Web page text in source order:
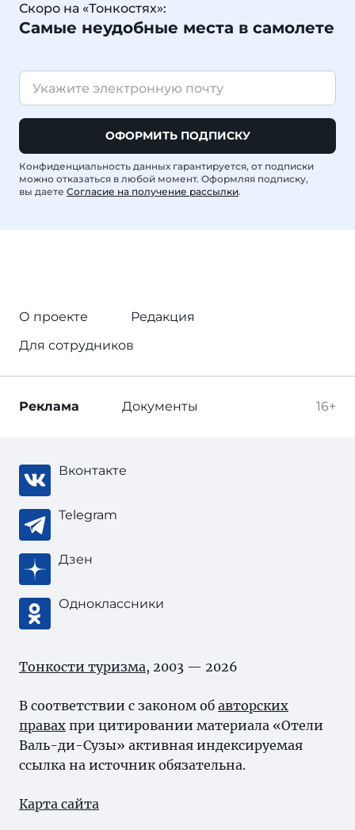
Скоро на «Тонкостях»:
Самые неудобные места в самолете
ОФОРМИТЬ ПОДПИСКУ
Конфиденциальность данных гарантируется, от подписки
можно отказаться в любой момент. Оформляя подписку,
вы даете Согласие на получение рассылки.
О проекте
Редакция
Для сотрудников
16+
Реклама Документы
Вконтакте
Telegram
Дзен
Одноклассники
Тонкости туризма, 2003 — 2026
В соответствии с законом об авторских
правах при цитировании материала «Отели
Валь-ди-Сузы» активная индексируемая
ссылка на источник обязательна.
Карта сайта